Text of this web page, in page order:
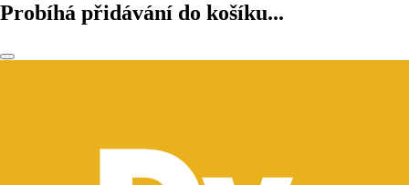
Probíhá přidávání do košíku...